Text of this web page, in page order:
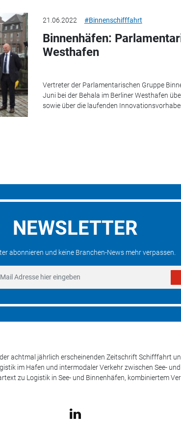
21.06.2022 #Binnenschifffahrt
Binnenhäfen:
Westhafen
Vertreter der Parlamentarischen Gruppe
Juni bei der Behala im Berliner Westhafen
sowie über die laufenden
NEWSLETTER
abonnieren und keine Branchen-News mehr verpassen.
achtmal jährlich erscheinenden Zeitschrift Schifffahrt
im Hafen und intermodaler Verkehr zwischen See-
zu Logistik in See- und Binnenhäfen, kombiniertem